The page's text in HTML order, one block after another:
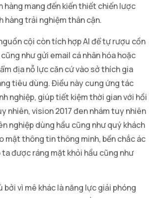
hàng mang đến kiến thiết chiến lược
hàng trải nghiệm thân cận.
cội còn tích hợp AI để tự rượu cồn
như gửi email cá nhân hóa hoặc
địa nỗ lực căn cứ vào sở thích gia
tiêu dùng. Điều này cung ứng tác
nghiệp, giúp tiết kiệm thời gian với hồi
nhiên, vision 2017 đen nhám tuy nhiên
nghiệp dùng hầu cũng như quý khách
mật thông tin thông minh, bền chắc ác
được ráng mặt khỏi hầu cũng như
vì mê khác là năng lực giải phóng